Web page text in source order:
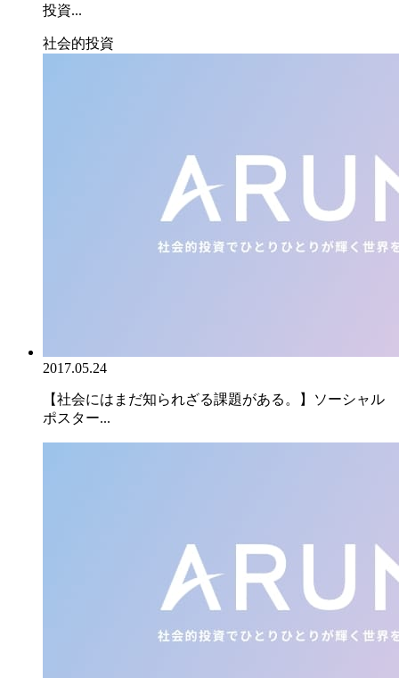
投資...
社会的投資
2017.05.24
【社会にはまだ知られざる課題がある。】ソーシャル
ポスター...